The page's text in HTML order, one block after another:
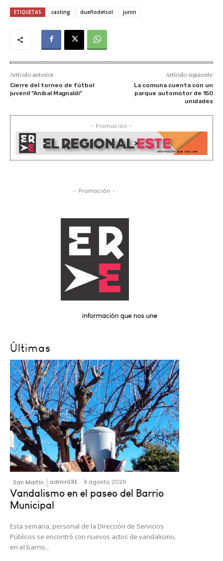
ETIQUETAS casting dueñodelsol junin
Artículo anterior
Cierre del torneo de fútbol
juvenil “Anibal Magnaldi”
Artículo siguiente
La comuna cuenta con un
parque automotor de 150
unidades
- Promoción -
- Promoción -
Últimas
San Martín adminERE - 9 agosto, 2026
Vandalismo en el paseo del Barrio
Municipal
Esta semana, personal de la Dirección de Servicios
Públicos se encontró con nuevos actos de vandalismo,
en el barrio...